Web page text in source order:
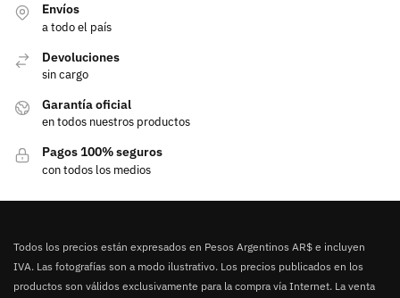
Envíos
a todo el país
Devoluciones
sin cargo
Garantía oficial
en todos nuestros productos
Pagos 100% seguros
con todos los medios
Todos los precios están expresados en Pesos Argentinos AR$ e incluyen
IVA. Las fotografías son a modo ilustrativo. Los precios publicados en los
productos son válidos exclusivamente para la compra vía Internet. La venta